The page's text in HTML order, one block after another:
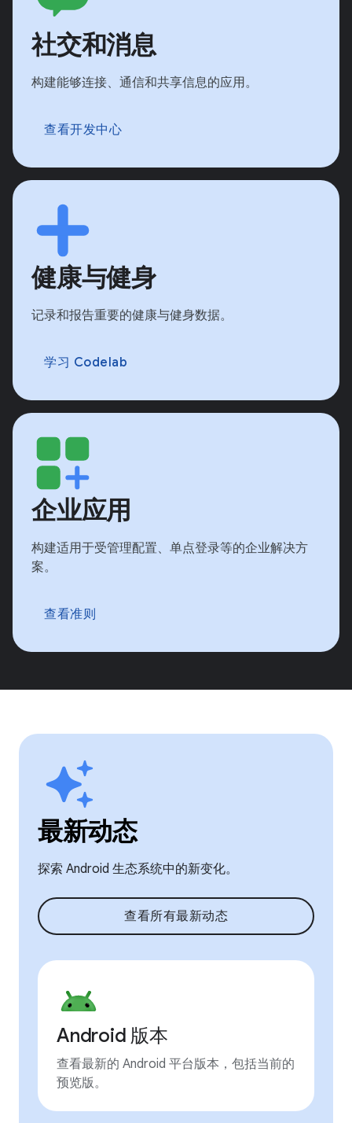
社交和消息
构建能够连接、通信和共享信息的应用。
查看开发中心
健康与健身
记录和报告重要的健康与健身数据。
学习 Codelab
企业应用
构建适用于受管理配置、单点登录等的企业解决方
案。
查看准则
最新动态
探索 Android 生态系统中的新变化。
查看所有最新动态
Android 版本
查看最新的 Android 平台版本，包括当前的
预览版。